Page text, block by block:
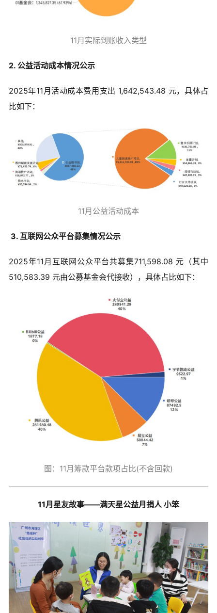
11月实际到账收入类型
2. 公益活动成本情况公示
2025年11月活动成本费用支出 1,642,543.48 元，具体占
比如下：
11月公益活动成本
3. 互联网公众平台募集情况公示
2025年11月互联网公众平台共募集711,598.08 元（其中
510,583.39 元由公募基金会代接收），具体占比如下：
图：11月筹款平台款项占比(不含回款)
11月星友故事——满天星公益月捐人 小笨